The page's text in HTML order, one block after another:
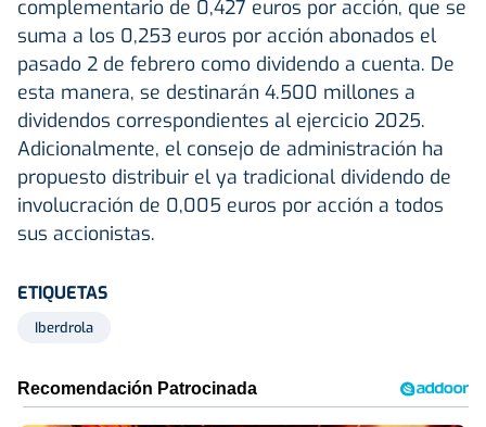
complementario de 0,427 euros por acción, que se
suma a los 0,253 euros por acción abonados el
pasado 2 de febrero como dividendo a cuenta. De
esta manera, se destinarán 4.500 millones a
dividendos correspondientes al ejercicio 2025.
Adicionalmente, el consejo de administración ha
propuesto distribuir el ya tradicional dividendo de
involucración de 0,005 euros por acción a todos
sus accionistas.
ETIQUETAS
Iberdrola